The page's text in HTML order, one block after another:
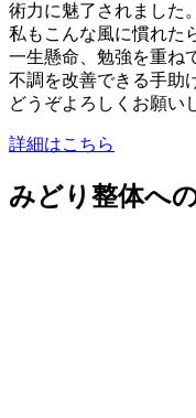
術力に魅了されました。
私もこんな風に慣れた
一生懸命、勉強を重ね
不調を改善できる手助
どうぞよろしくお願い
詳細はこちら
みどり整体へ